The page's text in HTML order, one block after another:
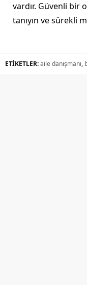
vardır. Güvenli bir
tanıyın ve sürekli
ETİKETLER:aile danışmanı,